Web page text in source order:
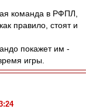
команда в РФПЛ,
правило, стоят и
покажет им -
игры.